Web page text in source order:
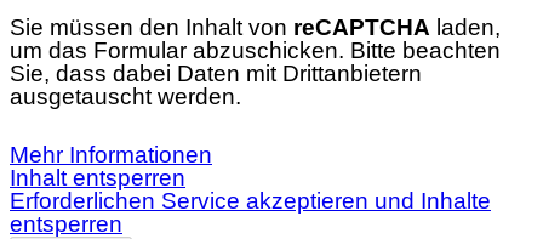
Sie müssen den Inhalt von reCAPTCHA laden,
um das Formular abzuschicken. Bitte beachten
Sie, dass dabei Daten mit Drittanbietern
ausgetauscht werden.
Mehr Informationen
Inhalt entsperren
Erforderlichen Service akzeptieren und Inhalte
entsperren